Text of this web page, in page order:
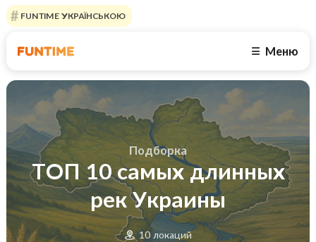
FUNTIME УКРАЇНСЬКОЮ
☰ Меню
Подборка
ТОП 10 самых длинных
рек Украины
10 локаций